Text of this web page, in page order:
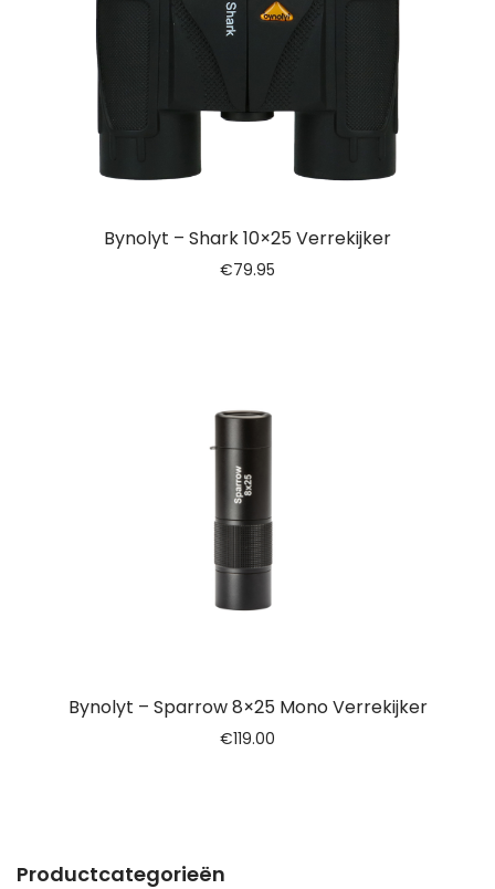
Bynolyt – Shark 10×25 Verrekijker
€79.95
Bynolyt – Sparrow 8×25 Mono Verrekijker
€119.00
Productcategorieën